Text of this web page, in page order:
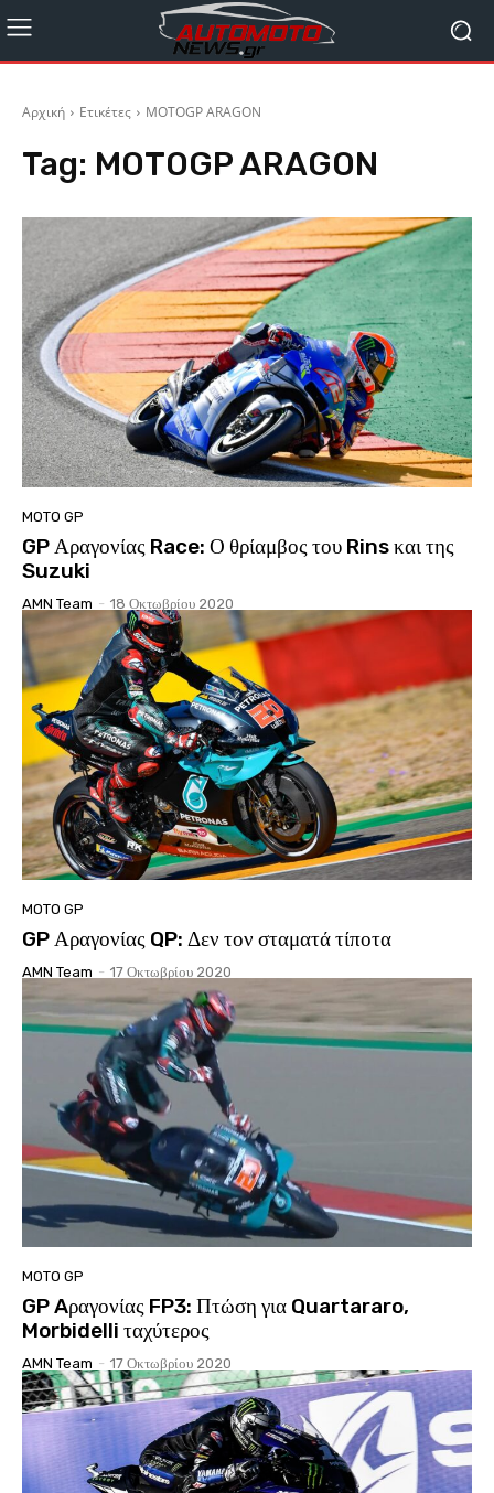
Αρχική Ετικέτες MOTOGP ARAGON
Tag: MOTOGP ARAGON
MOTO GP
GP Αραγονίας Race: Ο θρίαμβος του Rins και της
Suzuki
AMN Team - 18 Οκτωβρίου 2020
MOTO GP
GP Αραγονίας QP: Δεν τον σταματά τίποτα
AMN Team - 17 Οκτωβρίου 2020
MOTO GP
GP Aραγονίας FP3: Πτώση για Quartararo,
Morbidelli ταχύτερος
AMN Team - 17 Οκτωβρίου 2020